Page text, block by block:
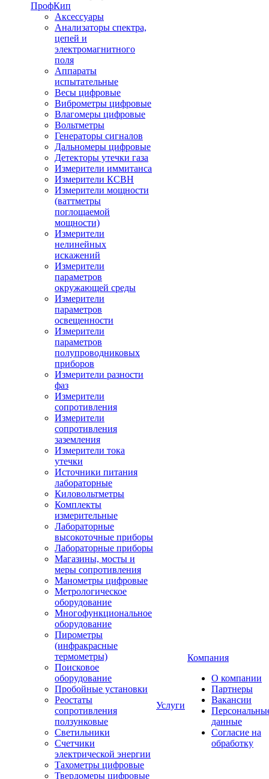
ПрофКип
Аксессуары
Анализаторы спектра,
цепей и
электромагнитного
поля
Аппараты
испытательные
Весы цифровые
Виброметры цифровые
Влагомеры цифровые
Вольтметры
Генераторы сигналов
Дальномеры цифровые
Детекторы утечки газа
Измерители иммитанса
Измерители КСВН
Измерители мощности
(ваттметры
поглощаемой
мощности)
Измерители
нелинейных
искажений
Измерители
параметров
окружающей среды
Измерители
параметров
освещенности
Измерители
параметров
полупроводниковых
приборов
Измерители разности
фаз
Измерители
сопротивления
Измерители
сопротивления
заземления
Измерители тока
утечки
Источники питания
лабораторные
Киловольтметры
Комплекты
измерительные
Лабораторные
высокоточные приборы
Лабораторные приборы
Магазины, мосты и
меры сопротивления
Манометры цифровые
Метрологическое
оборудование
Многофункциональное
оборудование
Пирометры
(инфракрасные
термометры)
Поисковое
оборудование
Пробойные установки
Реостаты
сопротивления
ползунковые
Светильники
Счетчики
электрической энергии
Тахометры цифровые
Твердомеры цифровые
Услуги
Компания
О компании
Партнеры
Вакансии
данные
Согласие на
обработку